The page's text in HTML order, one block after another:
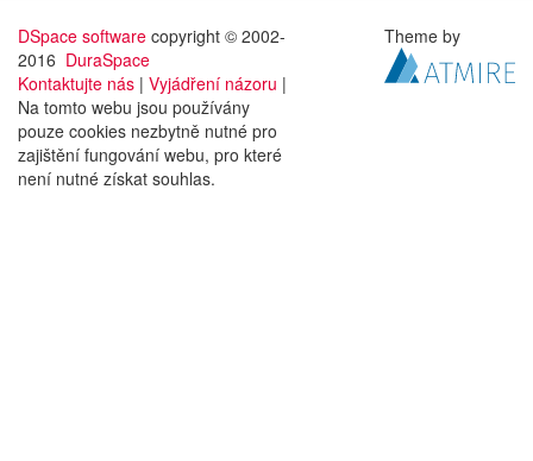
DSpace software copyright © 2002-
2016 DuraSpace
Kontaktujte nás | Vyjádření názoru |
Na tomto webu jsou používány
pouze cookies nezbytně nutné pro
zajištění fungování webu, pro které
není nutné získat souhlas.
Theme by